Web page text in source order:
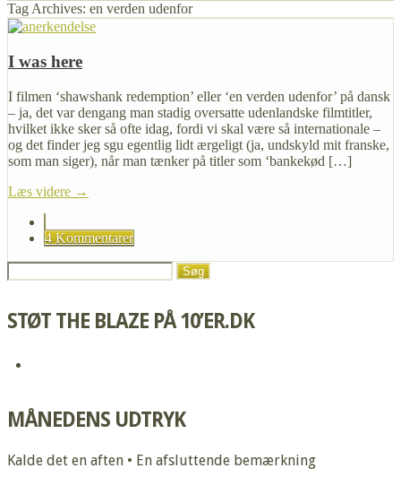
Tag Archives: en verden udenfor
I was here
I filmen ‘shawshank redemption’ eller ‘en verden udenfor’ på dansk
– ja, det var dengang man stadig oversatte udenlandske filmtitler,
hvilket ikke sker så ofte idag, fordi vi skal være så internationale –
og det finder jeg sgu egentlig lidt ærgeligt (ja, undskyld mit franske,
som man siger), når man tænker på titler som ‘bankekød […]
Læs videre →
4 Kommentarer
STØT THE BLAZE PÅ 10’ER.DK
MÅNEDENS UDTRYK
Kalde det en aften • En afsluttende bemærkning